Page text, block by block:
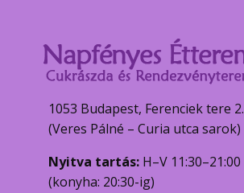
1053 Budapest, Ferenciek tere 2.
(Veres Pálné – Curia utca sarok)
Nyitva tartás: H–V 11:30–21:00
(konyha: 20:30-ig)